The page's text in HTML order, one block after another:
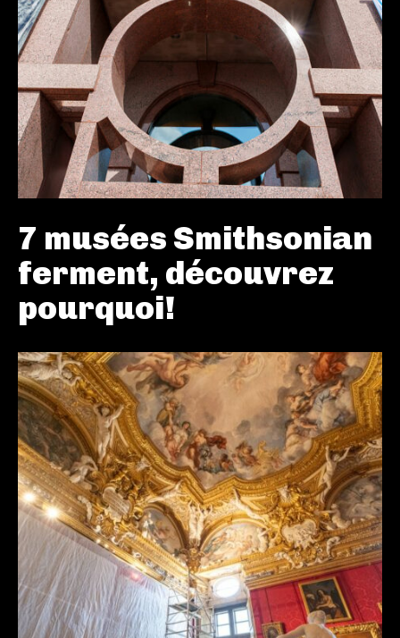
7 musées Smithsonian
ferment, découvrez
pourquoi!